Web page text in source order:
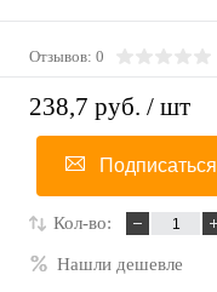
Отзывов: 0
238,7 руб. / шт
Подписаться
Кол-во:
Нашли дешевле